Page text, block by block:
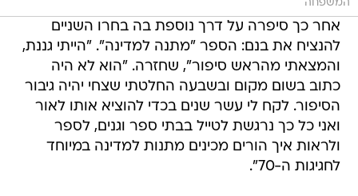
המשפחה
אחר כך סיפרה על דרך נוספת בה בחרו השניים
להנציח את בנם: הספר "מתנה למדינה". "הייתי גננת,
והמצאתי מהראש סיפור", שחזרה. "הוא לא היה
כתוב בשום מקום ובשבעה החלטתי שצחי יהיה גיבור
הסיפור. לקח לי עשר שנים בכדי להוציא אותו לאור
ואני כל כך נרגשת לטייל בבתי ספר וגנים, לספר
ולראות איך הורים מכינים מתנות למדינה במיוחד
לחגיגות ה-70".